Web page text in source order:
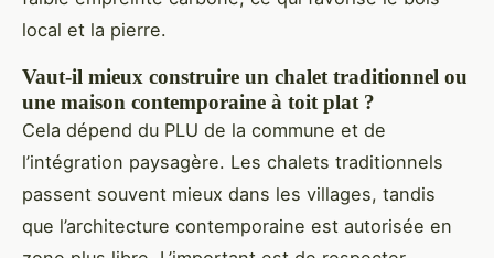
local et la pierre.
Vaut-il mieux construire un chalet traditionnel ou
une maison contemporaine à toit plat ?
Cela dépend du PLU de la commune et de
l’intégration paysagère. Les chalets traditionnels
passent souvent mieux dans les villages, tandis
que l’architecture contemporaine est autorisée en